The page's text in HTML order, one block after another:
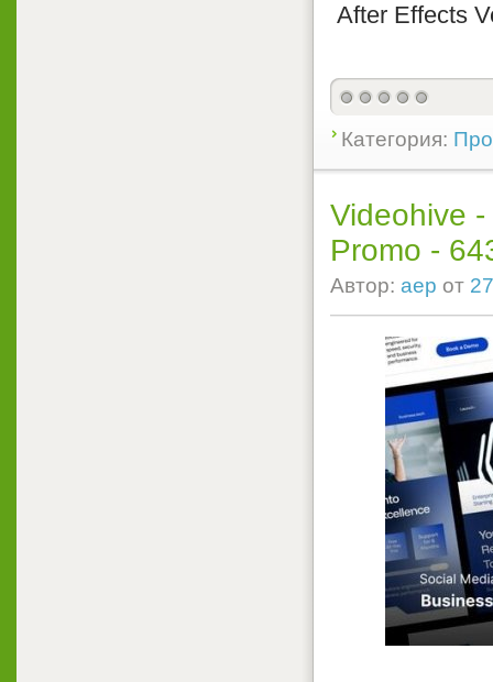
After Effects
Категория:
Videohive
Promo -
Автор: aep от